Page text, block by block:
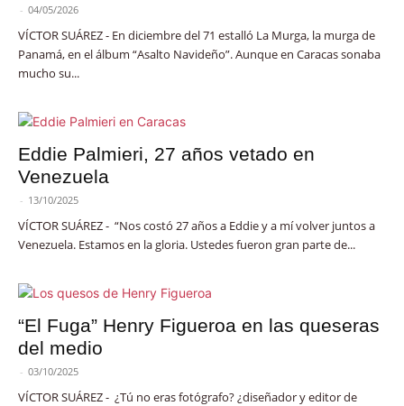
- 04/05/2026
VÍCTOR SUÁREZ - En diciembre del 71 estalló La Murga, la murga de
Panamá, en el álbum “Asalto Navideño”. Aunque en Caracas sonaba
mucho su...
Eddie Palmieri, 27 años vetado en
Venezuela
- 13/10/2025
VÍCTOR SUÁREZ - “Nos costó 27 años a Eddie y a mí volver juntos a
Venezuela. Estamos en la gloria. Ustedes fueron gran parte de...
“El Fuga” Henry Figueroa en las queseras
del medio
- 03/10/2025
VÍCTOR SUÁREZ - ¿Tú no eras fotógrafo? ¿diseñador y editor de